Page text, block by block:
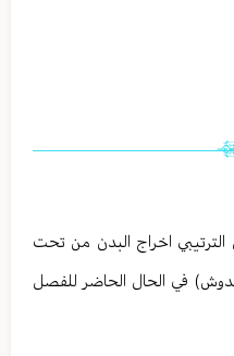
اخراج البدن من تحت
في الحال الحاضر للفصل